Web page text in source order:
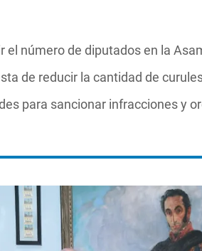
el número de diputados en la
de reducir la cantidad de
para sancionar infracciones y